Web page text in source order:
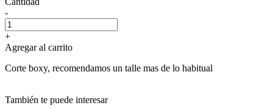
-
+
Agregar al carrito
Corte boxy, recomendamos un talle mas de lo habitual
También te puede interesar